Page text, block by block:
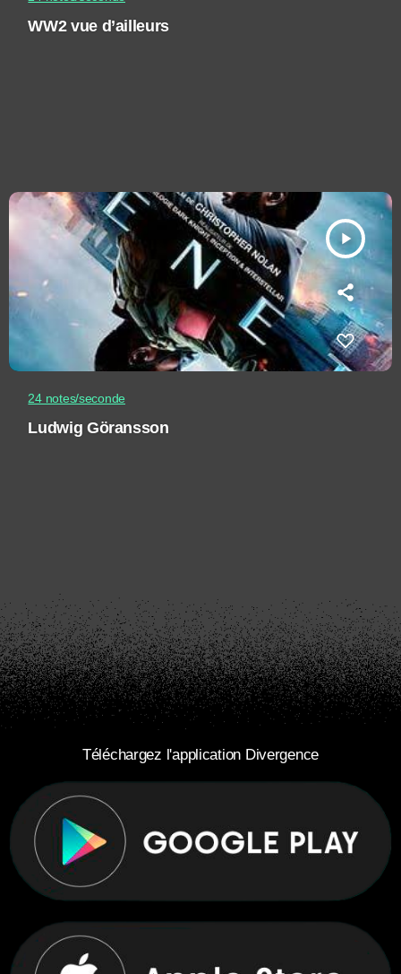
WW2 vue d’ailleurs
play_arrow
24 notes/seconde
Ludwig Göransson
Téléchargez l'application Divergence